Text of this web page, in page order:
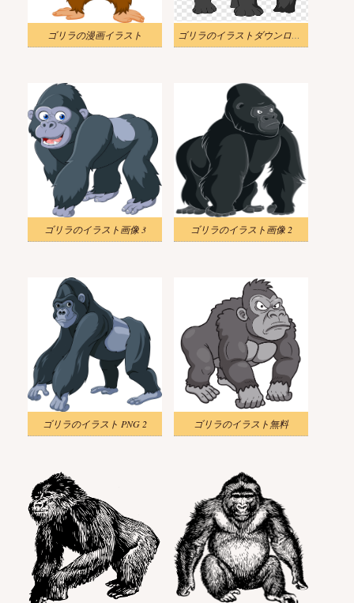
ゴリラの漫画イラスト ゴリラのイラストダウンロード
ゴリラのイラスト画像 3 ゴリラのイラスト画像 2
ゴリラのイラスト PNG 2 ゴリラのイラスト無料